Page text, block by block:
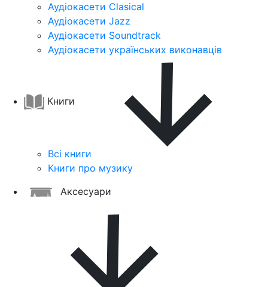
Аудіокасети Clasical
Аудіокасети Jazz
Аудіокасети Soundtrack
Аудіокасети українських виконавців
Книги
Всі книги
Книги про музику
Аксесуари